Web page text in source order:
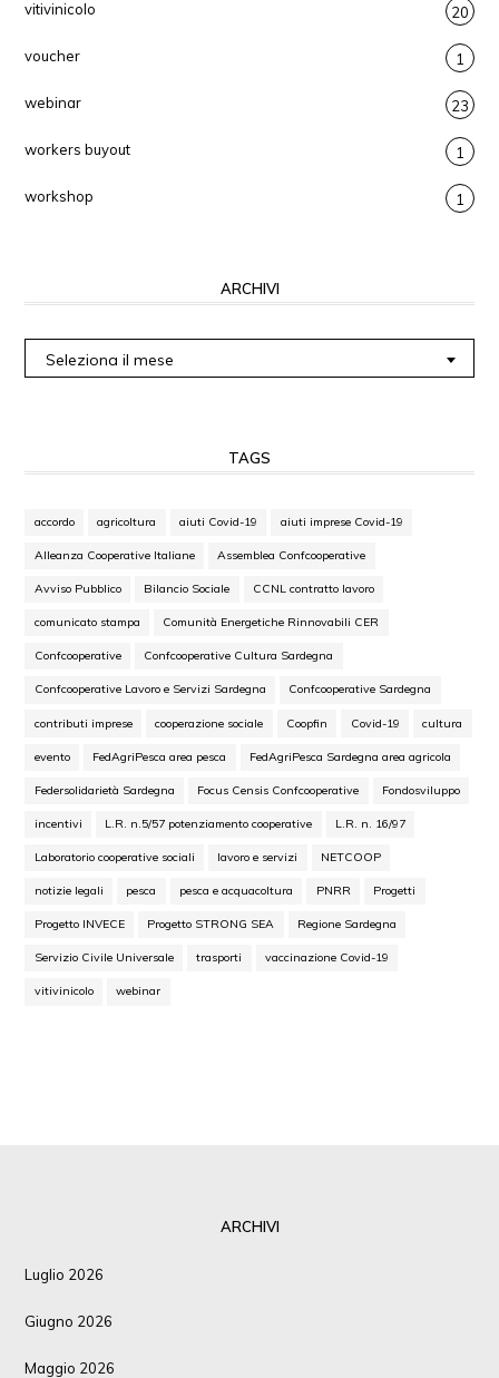
vitivinicolo 20
voucher 1
webinar 23
workers buyout 1
workshop 1
ARCHIVI
Seleziona il mese
TAGS
accordo agricoltura aiuti Covid-19 aiuti imprese Covid-19
Alleanza Cooperative Italiane Assemblea Confcooperative
Avviso Pubblico Bilancio Sociale CCNL contratto lavoro
comunicato stampa Comunità Energetiche Rinnovabili CER
Confcooperative Confcooperative Cultura Sardegna
Confcooperative Lavoro e Servizi Sardegna Confcooperative Sardegna
contributi imprese cooperazione sociale Coopfin Covid-19 cultura
evento FedAgriPesca area pesca FedAgriPesca Sardegna area agricola
Federsolidarietà Sardegna Focus Censis Confcooperative Fondosviluppo
incentivi L.R. n.5/57 potenziamento cooperative L.R. n. 16/97
Laboratorio cooperative sociali lavoro e servizi NETCOOP
notizie legali pesca pesca e acquacoltura PNRR Progetti
Progetto INVECE Progetto STRONG SEA Regione Sardegna
Servizio Civile Universale trasporti vaccinazione Covid-19
vitivinicolo webinar
ARCHIVI
Luglio 2026
Giugno 2026
Maggio 2026